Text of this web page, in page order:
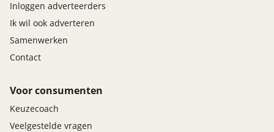
Inloggen adverteerders
Ik wil ook adverteren
Samenwerken
Contact
Voor consumenten
Keuzecoach
Veelgestelde vragen